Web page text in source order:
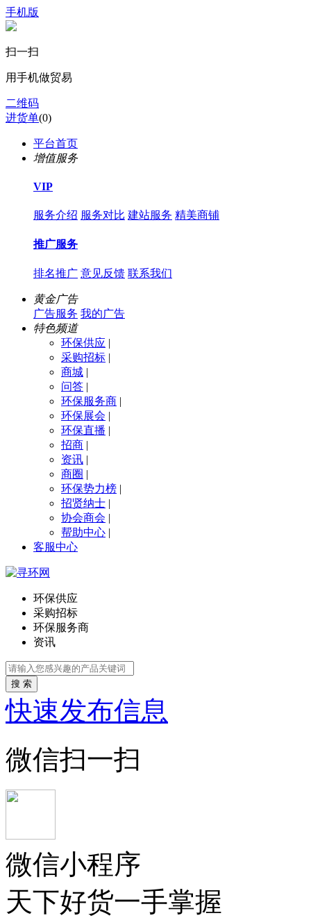
手机版
扫一扫
用手机做贸易
二维码
进货单(0)
平台首页
增值服务
VIP
服务介绍 服务对比 建站服务 精美商铺
推广服务
排名推广 意见反馈 联系我们
黄金广告
广告服务 我的广告
特色频道
环保供应 |
采购招标 |
商城 |
问答 |
环保服务商 |
环保展会 |
环保直播 |
招商 |
资讯 |
商圈 |
环保势力榜 |
招贤纳士 |
协会商会 |
帮助中心 |
客服中心
环保供应
采购招标
环保服务商
资讯
搜 索
快速发布信息
微信扫一扫
微信小程序
天下好货一手掌握